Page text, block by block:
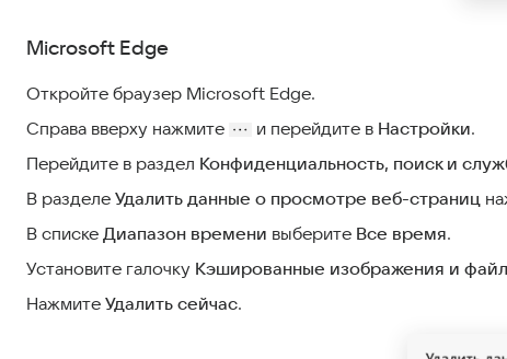
Microsoft Edge
Откройте браузер Microsoft Edge.
Справа вверху нажмите
и перейдите в Настройки.
Перейдите в раздел Конфиденциальность, поиск и
В разделе Удалить данные о просмотре веб-страниц
В списке Диапазон времени выберите Все время.
Установите галочку Кэшированные изображения и
Нажмите Удалить сейчас.